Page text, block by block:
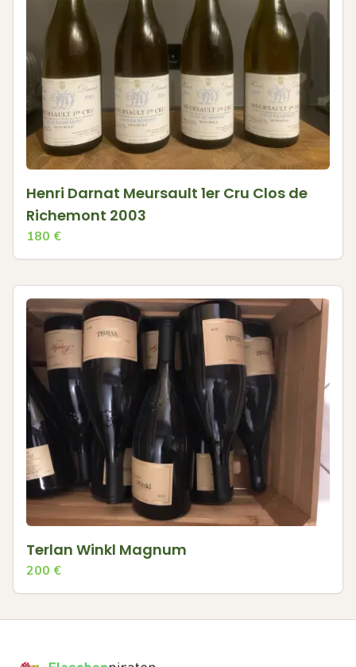
Henri Darnat Meursault 1er Cru Clos de
Richemont 2003
180 €
Terlan Winkl Magnum
200 €